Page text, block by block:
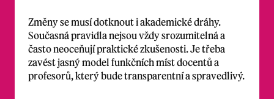
Změny se musí dotknout i akademické dráhy.
Současná pravidla nejsou vždy srozumitelná a
často neoceňují praktické zkušenosti. Je třeba
zavést jasný model funkčních míst docentů a
profesorů, který bude transparentní a spravedlivý.